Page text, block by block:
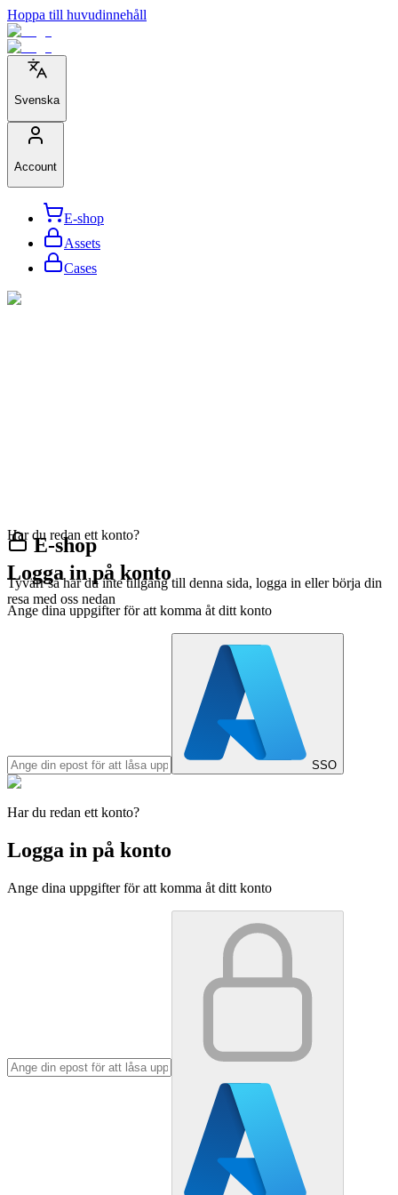
Hoppa till huvudinnehåll
Svenska
Account
E-shop
Assets
Cases
E-shop
Tyvärr så har du inte tillgång till denna sida, logga in eller börja din
resa med oss nedan
Har du redan ett konto?
Logga in på konto
Ange dina uppgifter för att komma åt ditt konto
SSO
Har du redan ett konto?
Logga in på konto
Ange dina uppgifter för att komma åt ditt konto